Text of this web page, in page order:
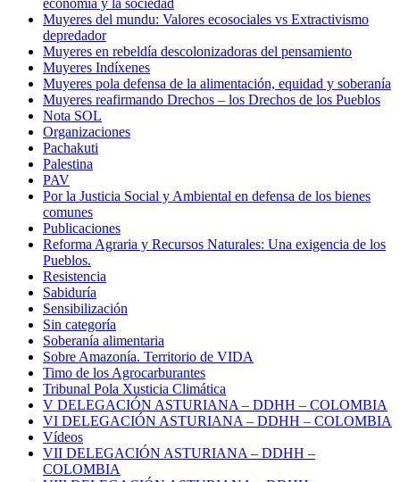
economía y la sociedad
Muyeres del mundu: Valores ecosociales vs Extractivismo
depredador
Muyeres en rebeldía descolonizadoras del pensamiento
Muyeres Indíxenes
Muyeres pola defensa de la alimentación, equidad y soberanía
Muyeres reafirmando Drechos – los Drechos de los Pueblos
Nota SOL
Organizaciones
Pachakuti
Palestina
PAV
Por la Justicia Social y Ambiental en defensa de los bienes
comunes
Publicaciones
Reforma Agraria y Recursos Naturales: Una exigencia de los
Pueblos.
Resistencia
Sabiduría
Sensibilización
Sin categoría
Soberanía alimentaria
Sobre Amazonía. Territorio de VIDA
Timo de los Agrocarburantes
Tribunal Pola Xusticia Climática
V DELEGACIÓN ASTURIANA – DDHH – COLOMBIA
VI DELEGACIÓN ASTURIANA – DDHH – COLOMBIA
Vídeos
VII DELEGACIÓN ASTURIANA – DDHH –
COLOMBIA